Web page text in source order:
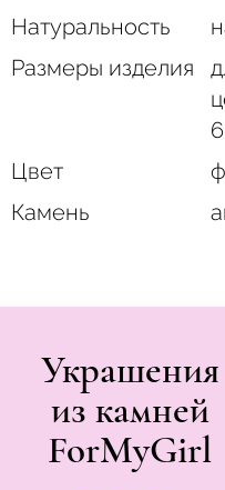
Натуральность
Размеры изделия
Цвет
Камень
Украшения
из камней
ForMyGirl